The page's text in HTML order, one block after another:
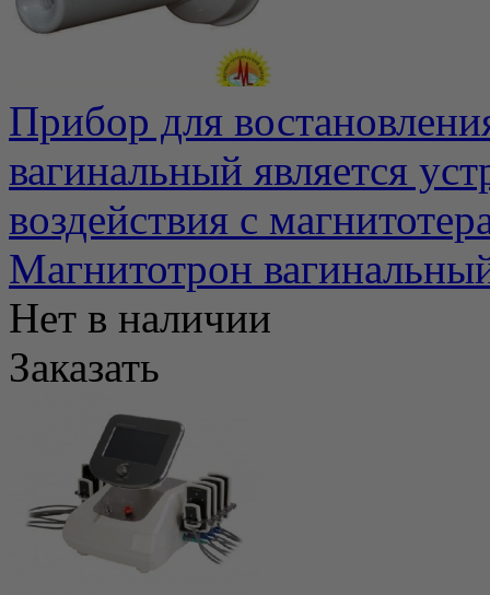
Прибор для
вагинальный является
воздействия с
Магнитотрон
Нет в наличии
Заказать